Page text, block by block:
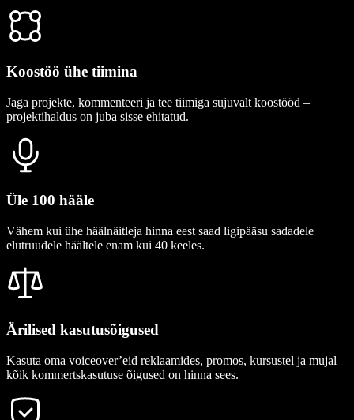
Koostöö ühe tiimina
Jaga projekte, kommenteeri ja tee tiimiga sujuvalt koostööd –
projektihaldus on juba sisse ehitatud.
Üle 100 hääle
Vähem kui ühe häälnäitleja hinna eest saad ligipääsu sadadele
elutruudele häältele enam kui 40 keeles.
Ärilised kasutusõigused
Kasuta oma voiceover’eid reklaamides, promos, kursustel ja mujal –
kõik kommertskasutuse õigused on hinna sees.